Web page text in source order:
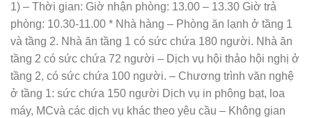
1) – Thời gian: Giờ nhận phòng: 13.00 – 13.30 Giờ trả
phòng: 10.30-11.00 * Nhà hàng – Phòng ăn lạnh ở tầng 1
và tầng 2. Nhà ăn tầng 1 có sức chứa 180 người. Nhà ăn
tầng 2 có sức chứa 72 người – Dịch vụ hội thảo hội nghị ở
tầng 2, có sức chứa 100 người. – Chương trình văn nghệ
ở tầng 1: sức chứa 150 người Dịch vụ in phông bạt, loa
máy, MCvà các dịch vụ khác theo yêu cầu – Không gian